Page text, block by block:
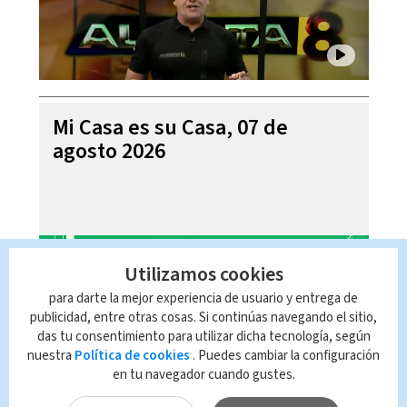
Mi Casa es su Casa, 07 de
agosto 2026
Utilizamos cookies
para darte la mejor experiencia de usuario y entrega de
publicidad, entre otras cosas. Si continúas navegando el sitio,
das tu consentimiento para utilizar dicha tecnología, según
nuestra Política de cookies . Puedes cambiar la configuración
en tu navegador cuando gustes.